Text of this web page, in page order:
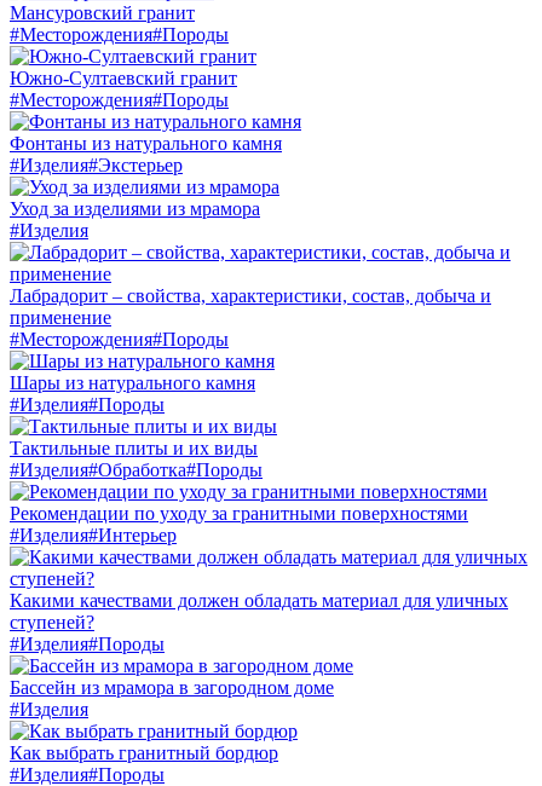
Мансуровский гранит
#Месторождения#Породы
Южно-Султаевский гранит
#Месторождения#Породы
Фонтаны из натурального камня
#Изделия#Экстерьер
Уход за изделиями из мрамора
#Изделия
Лабрадорит – свойства, характеристики, состав, добыча и
применение
#Месторождения#Породы
Шары из натурального камня
#Изделия#Породы
Тактильные плиты и их виды
#Изделия#Обработка#Породы
Рекомендации по уходу за гранитными поверхностями
#Изделия#Интерьер
Какими качествами должен обладать материал для уличных
ступеней?
#Изделия#Породы
Бассейн из мрамора в загородном доме
#Изделия
Как выбрать гранитный бордюр
#Изделия#Породы